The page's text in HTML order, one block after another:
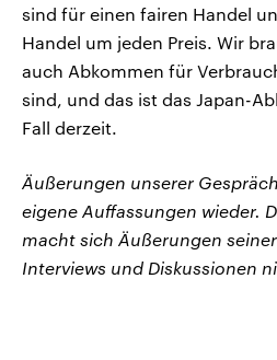
sind für einen fairen Handel
Handel um jeden Preis. Wir
auch Abkommen für
sind, und das ist das Japan-
Fall derzeit.
Äußerungen unserer
eigene Auffassungen wieder.
macht sich Äußerungen
Interviews und Diskussionen